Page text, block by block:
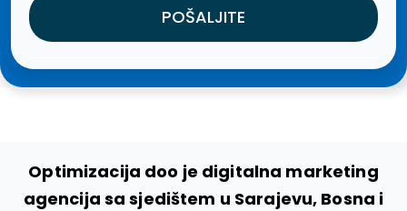
POŠALJITE
Optimizacija doo je digitalna marketing
agencija sa sjedištem u Sarajevu, Bosna i